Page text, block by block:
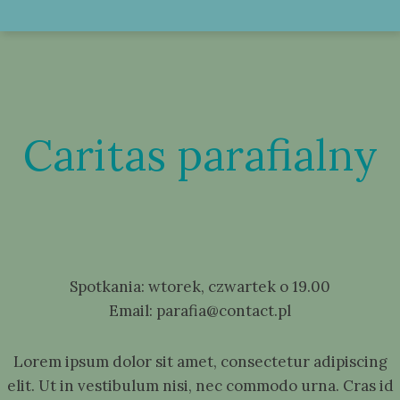
Caritas parafialny
Spotkania: wtorek, czwartek o 19.00
Email: parafia@contact.pl
Lorem ipsum dolor sit amet, consectetur adipiscing
elit. Ut in vestibulum nisi, nec commodo urna. Cras id